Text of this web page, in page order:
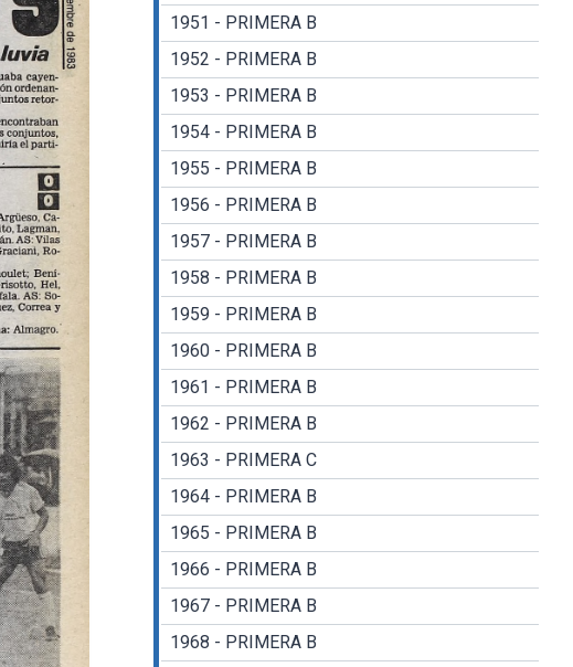
1951 - PRIMERA B
1952 - PRIMERA B
1953 - PRIMERA B
1954 - PRIMERA B
1955 - PRIMERA B
1956 - PRIMERA B
1957 - PRIMERA B
1958 - PRIMERA B
1959 - PRIMERA B
1960 - PRIMERA B
1961 - PRIMERA B
1962 - PRIMERA B
1963 - PRIMERA C
1964 - PRIMERA B
1965 - PRIMERA B
1966 - PRIMERA B
1967 - PRIMERA B
1968 - PRIMERA B